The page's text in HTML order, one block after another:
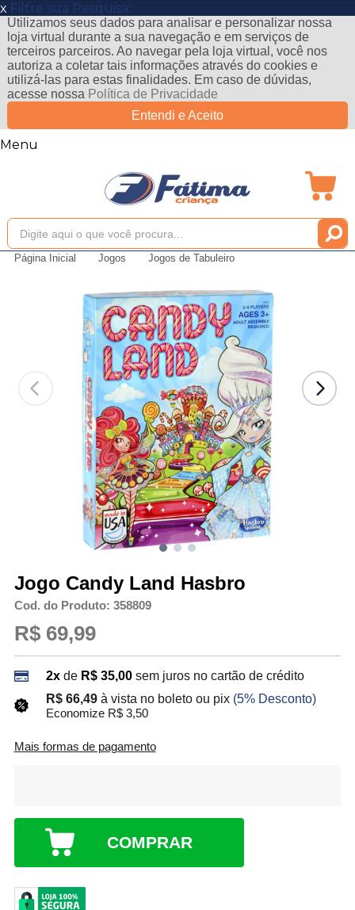
x Filtre sua Pesquisa:
Utilizamos seus dados para analisar e personalizar nossa
loja virtual durante a sua navegação e em serviços de
terceiros parceiros. Ao navegar pela loja virtual, você nos
autoriza a coletar tais informações através do cookies e
utilizá-las para estas finalidades. Em caso de dúvidas,
acesse nossa Política de Privacidade
Entendi e Aceito
Menu
Página Inicial Jogos Jogos de Tabuleiro
Jogo Candy Land Hasbro
Cod. do Produto: 358809
R$ 69,99
2xde R$ 35,00 sem juros no cartão de crédito
R$ 66,49 à vista no boleto ou pix (5% Desconto)
Economize R$ 3,50
Mais formas de pagamento
COMPRAR